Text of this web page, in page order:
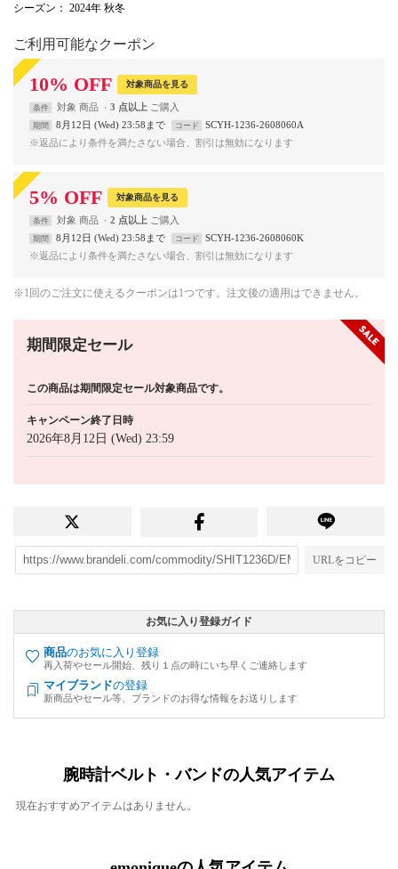
シーズン ： 2024年 秋冬
ご利用可能なクーポン
10% OFF 対象商品を見る
条件 対象 商品 3 点以上
期間 8月12日 (Wed) 23:58まで コード
SCYH-1236-2608060A
※返品により条件を満たさない場合、割引は無効になります
5% OFF 対象商品を見る
条件 対象 商品 2 点以上
期間 8月12日 (Wed) 23:58まで コード
SCYH-1236-2608060K
※返品により条件を満たさない場合、割引は無効になります
※1回のご注文に使えるクーポンは1つです。注文後の適用はできません。
期間限定セール
この商品は期間限定セール対象商品です。
キャンペーン終了日時
2026年8月12日 (Wed) 23:59
URLをコピー
お気に入り登録ガイド
商品のお気に入り登録
再入荷やセール開始、残り１点の時にいち早くご連絡します
マイブランドの登録
新商品やセール等、ブランドのお得な情報をお送りします
腕時計ベルト・バンドの人気アイテム
現在おすすめアイテムはありません。